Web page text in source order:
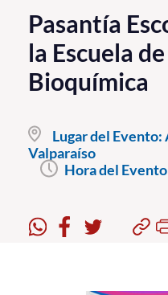
PUCV Internacional
Vinculación con el Medio
Pregrado
Postgrado
Formación Continua
Pasantía
la Escuela
Bioquímica
Lugar del Evento:
Valparaíso
Hora del